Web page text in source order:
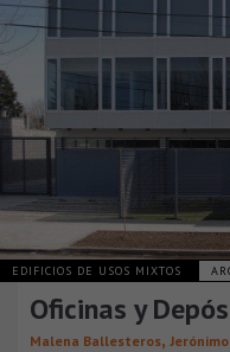
EDIFICIOS DE USOS MIXTOS
Oficinas y
Malena Ballesteros,